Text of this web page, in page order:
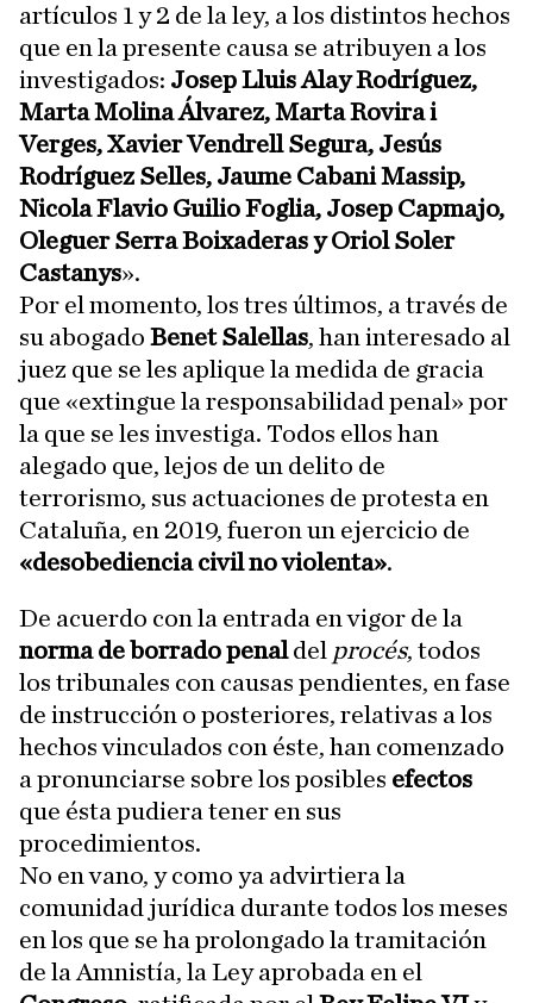
artículos 1 y 2 de la ley, a los distintos hechos
que en la presente causa se atribuyen a los
investigados: Josep Lluis Alay Rodríguez,
Marta Molina Álvarez, Marta Rovira i
Verges,Xavier Vendrell Segura, Jesús
Rodríguez Selles, Jaume Cabani Massip,
Nicola Flavio Guilio Foglia, Josep Capmajo,
Oleguer Serra Boixaderas yOriol Soler
Castanys».
Por el momento, los tres últimos, a través de
su abogado Benet Salellas, han interesado al
juez que se les aplique la medida de gracia
que «extingue la responsabilidad penal» por
la que se les investiga. Todos ellos han
alegado que, lejos de un delito de
terrorismo, sus actuaciones de protesta en
Cataluña, en 2019, fueron un ejercicio de
«desobediencia civil no violenta».
De acuerdo con la entrada en vigor de la
norma de borrado penaldel procés, todos
los tribunales con causas pendientes, en fase
de instrucción o posteriores, relativas a los
hechos vinculados con éste, han comenzado
a pronunciarse sobre los posibles efectos
que ésta pudiera tener en sus
procedimientos.
No en vano, y como ya advirtiera la
comunidad jurídica durante todos los meses
en los que se ha prolongado la tramitación
de la Amnistía, la Ley aprobada en el